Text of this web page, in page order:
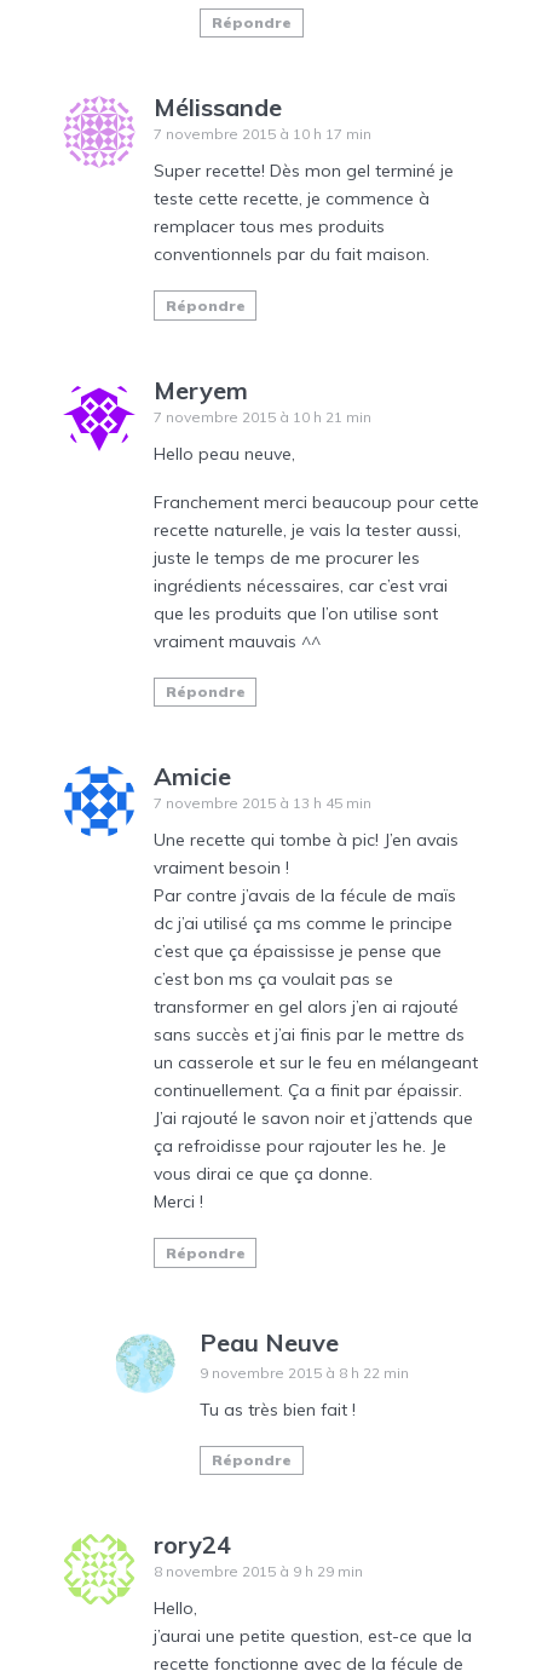
Répondre
Mélissande
7 novembre 2015 à 10 h 17 min
Super recette! Dès mon gel terminé je
teste cette recette, je commence à
remplacer tous mes produits
conventionnels par du fait maison.
Répondre
Meryem
7 novembre 2015 à 10 h 21 min
Hello peau neuve,
Franchement merci beaucoup pour cette
recette naturelle, je vais la tester aussi,
juste le temps de me procurer les
ingrédients nécessaires, car c’est vrai
que les produits que l’on utilise sont
vraiment mauvais ^^
Répondre
Amicie
7 novembre 2015 à 13 h 45 min
Une recette qui tombe à pic! J’en avais
vraiment besoin !
Par contre j’avais de la fécule de maïs
dc j’ai utilisé ça ms comme le principe
c’est que ça épaississe je pense que
c’est bon ms ça voulait pas se
transformer en gel alors j’en ai rajouté
sans succès et j’ai finis par le mettre ds
un casserole et sur le feu en mélangeant
continuellement. Ça a finit par épaissir.
J’ai rajouté le savon noir et j’attends que
ça refroidisse pour rajouter les he. Je
vous dirai ce que ça donne.
Merci !
Répondre
Peau Neuve
9 novembre 2015 à 8 h 22 min
Tu as très bien fait !
Répondre
rory24
8 novembre 2015 à 9 h 29 min
Hello,
j’aurai une petite question, est-ce que la
recette fonctionne avec de la fécule de